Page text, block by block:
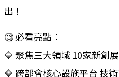
出！
🧐 必看亮點：
🔷 聚焦三大領域 10家新創
🔶 跨部會核心設施平台 技